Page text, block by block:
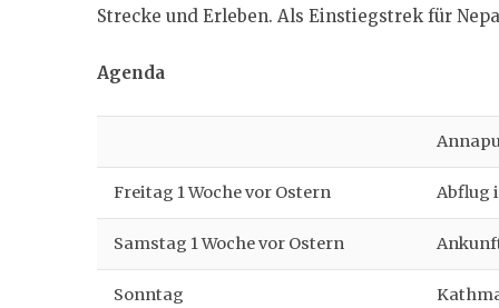
Strecke und Erleben. Als Einstiegstrek für
Agenda
Freitag 1 Woche vor Ostern Abflug
Samstag 1 Woche vor Ostern
Sonntag